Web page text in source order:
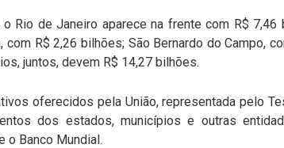
Rio de Janeiro aparece na frente com R$
com R$ 2,26 bilhões; São Bernardo do Campo,
juntos, devem R$ 14,27 bilhões.
oferecidos pela União, representada pelo
dos estados, municípios e outras
o Banco Mundial.